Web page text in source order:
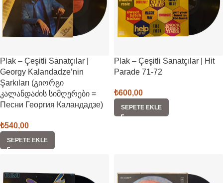
Plak – Çeşitli Sanatçılar |
Georgy Kalandadze’nin
Şarkıları (გიორგი
კალანდაძის სიმღერები =
Песни Георгия Каландадзе)
₺540,00
SEPETE EKLE
Plak – Çeşitli Sanatçılar | Hit
Parade 71-72
₺600,00
SEPETE EKLE